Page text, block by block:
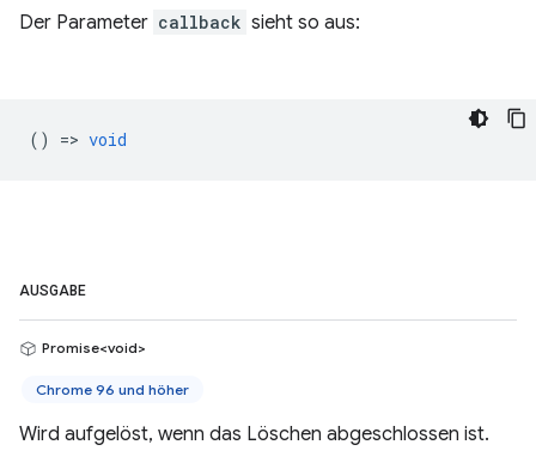
Der Parameter callback sieht so aus:
() => void
AUSGABE
Promise<void>
Chrome 96 und höher
Wird aufgelöst, wenn das Löschen abgeschlossen ist.